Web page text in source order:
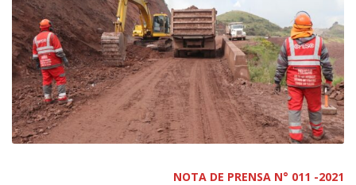
NOTA DE PRENSA N° 011 -2021